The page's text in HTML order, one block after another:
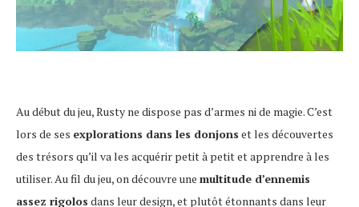
Au début du jeu, Rusty ne dispose pas d’armes ni de magie. C’est
lors de ses explorations dans les donjons et les découvertes
des trésors qu’il va les acquérir petit à petit et apprendre à les
utiliser. Au fil du jeu, on découvre une multitude d’ennemis
assez rigolos dans leur design, et plutôt étonnants dans leur